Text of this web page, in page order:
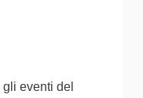
eventi del